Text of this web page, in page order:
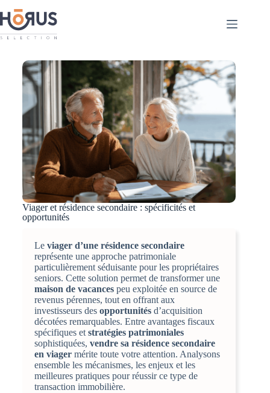
Viager et résidence secondaire : spécificités et
opportunités
Le viager d’une résidence secondaire
représente une approche patrimoniale
particulièrement séduisante pour les propriétaires
seniors. Cette solution permet de transformer une
maison de vacancespeu exploitée en source de
revenus pérennes, tout en offrant aux
investisseurs des opportunitésd’acquisition
décotées remarquables. Entre avantages fiscaux
spécifiques et stratégies patrimoniales
sophistiquées, vendre sa résidence secondaire
en viagermérite toute votre attention. Analysons
ensemble les mécanismes, les enjeux et les
meilleures pratiques pour réussir ce type de
transaction immobilière.